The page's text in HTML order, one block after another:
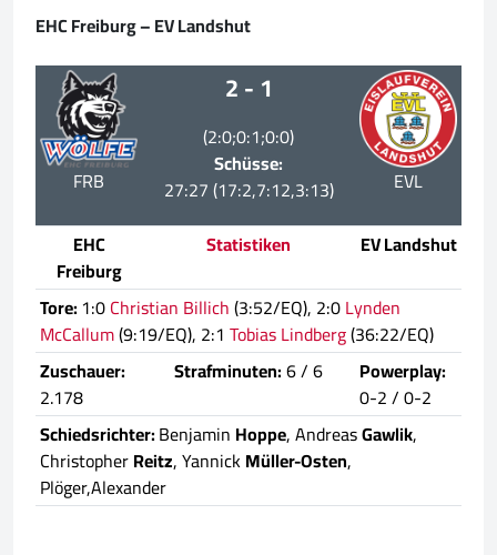
EHC Freiburg – EV Landshut
FRB
2 - 1
(2:0;0:1;0:0)
Schüsse:
27:27 (17:2,7:12,3:13)
EVL
EHC
Freiburg
Statistiken
EV Landshut
Tore:1:0Christian Billich(3:52/EQ), 2:0Lynden
McCallum(9:19/EQ), 2:1 Tobias Lindberg(36:22/EQ)
Zuschauer:
2.178
Strafminuten:6 / 6
Powerplay:
0-2 / 0-2
Schiedsrichter:Benjamin Hoppe, AndreasGawlik,
ChristopherReitz, YannickMüller-Osten,
Plöger,Alexander